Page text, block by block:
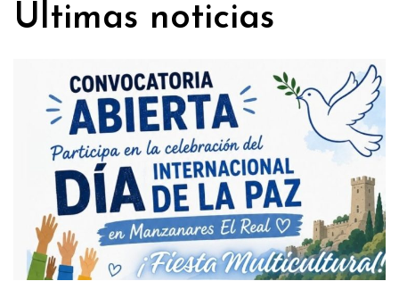
Últimas noticias